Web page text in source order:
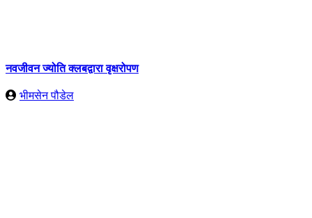
नवजीवन ज्योति क्लबद्वारा वृक्षरोपण
भीमसेन पौडेल